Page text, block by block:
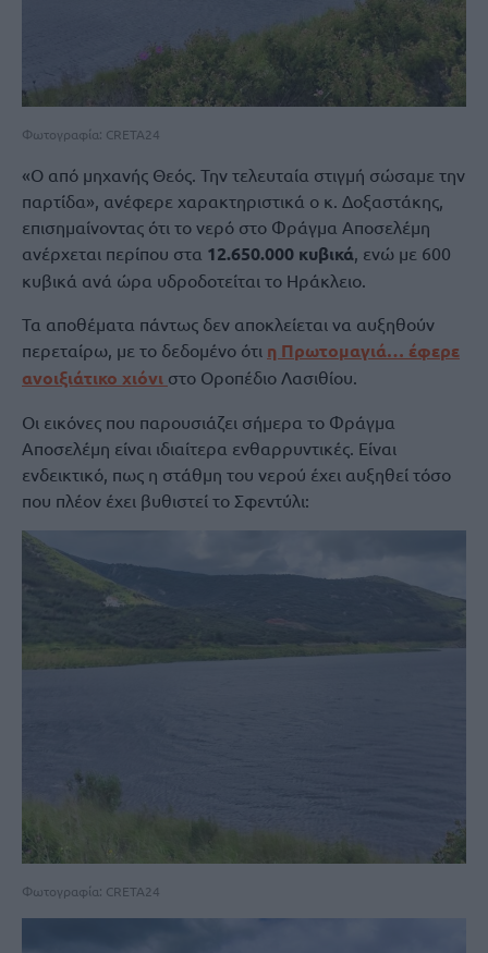
Φωτογραφία: CRETA24
«Ο από μηχανής Θεός. Την τελευταία στιγμή σώσαμε την
παρτίδα», ανέφερε χαρακτηριστικά ο κ. Δοξαστάκης,
επισημαίνοντας ότι το νερό στο Φράγμα Αποσελέμη
ανέρχεται περίπου στα 12.650.000 κυβικά, ενώ με 600
κυβικά ανά ώρα υδροδοτείται το Ηράκλειο.
Τα αποθέματα πάντως δεν αποκλείεται να αυξηθούν
περεταίρω, με το δεδομένο ότι η Πρωτομαγιά… έφερε
ανοιξιάτικο χιόνι στο Οροπέδιο Λασιθίου.
Οι εικόνες που παρουσιάζει σήμερα το Φράγμα
Αποσελέμη είναι ιδιαίτερα ενθαρρυντικές. Είναι
ενδεικτικό, πως η στάθμη του νερού έχει αυξηθεί τόσο
που πλέον έχει βυθιστεί το Σφεντύλι:
Φωτογραφία: CRETA24